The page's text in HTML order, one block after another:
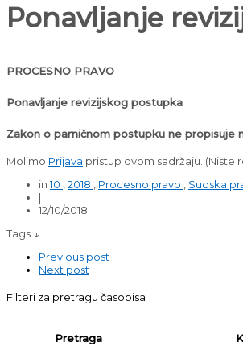
Ponavljanje
PROCESNO PRAVO
Ponavljanje revizijskog postupka
Zakon o parničnom postupku ne propisuje
Molimo Prijava pristup ovom sadržaju. (Niste
in10 2018 Procesno pravo
Sudska
|
12/10/2018
Tags ↓
Previous post
Next post
Filteri za pretragu časopisa
Pretraga